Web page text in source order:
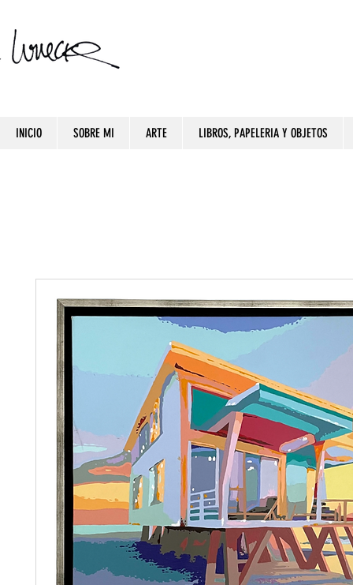
INICIO SOBRE MI ARTE LIBROS, PAPELERIA Y OBJETOS